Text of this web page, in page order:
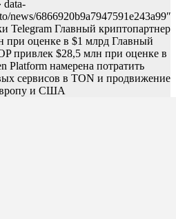
data-
news/6866920b9a7947591e243a99″
Telegram Главный криптопартнер
при оценке в $1 млрд Главный
привлек $28,5 млн при оценке в
Platform намерена потратить
сервисов в TON и продвижение
и США